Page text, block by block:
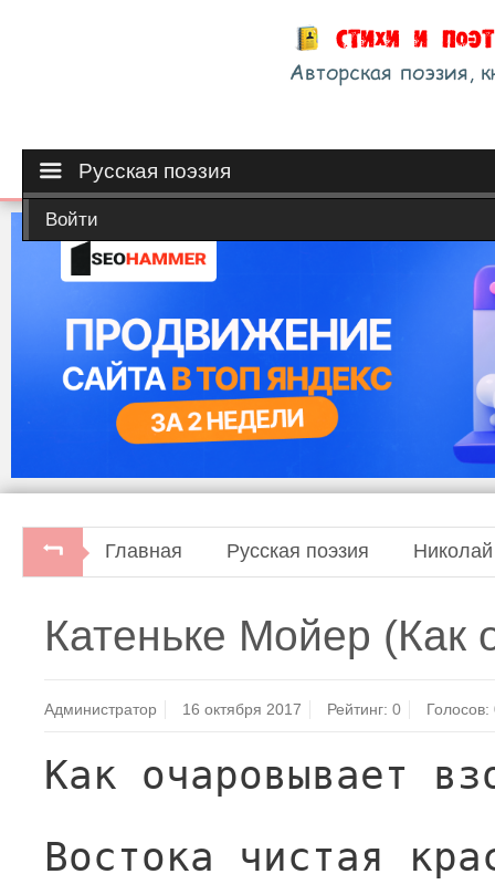
Русская поэзия
Войти
Главная Русская поэзия
Катеньке Мойер
Администратор 16 октября 2017 Рейтинг:0 Голосов:
Как очаровывает
Востока чистая